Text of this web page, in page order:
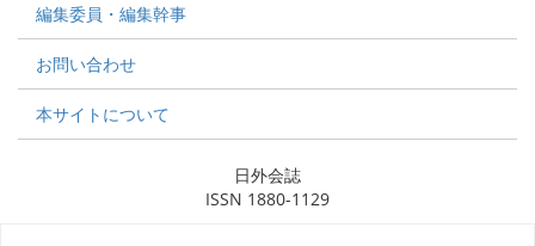
編集委員・編集幹事
お問い合わせ
本サイトについて
日外会誌
ISSN 1880-1129